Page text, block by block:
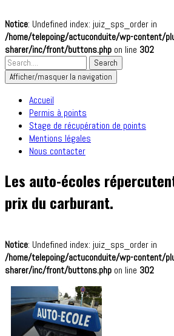
Notice: Undefined index: juiz_sps_order in
/home/telepoing/actuconduite/wp-content/
sharer/inc/front/buttons.php on line 302
Afficher/masquer la navigation
Accueil
Permis à points
Stage de récupération de points
Mentions légales
Nous contacter
Les auto-écoles
prix du carburant.
Notice: Undefined index: juiz_sps_order in
/home/telepoing/actuconduite/wp-content/
sharer/inc/front/buttons.php on line 302